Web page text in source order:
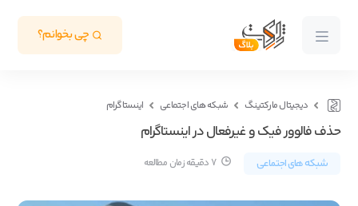
چی بخوانم؟
دیجیتال مارکتینگ شبکه های اجتماعی اینستاگرام
حذف فالوور فیک و غیرفعال در اینستاگرام
شبکه های اجتماعی 7 دقیقه زمان مطالعه